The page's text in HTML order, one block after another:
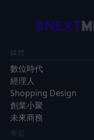
媒體
數位時代
經理人
Shopping Design
創業小聚
未來商務
學習